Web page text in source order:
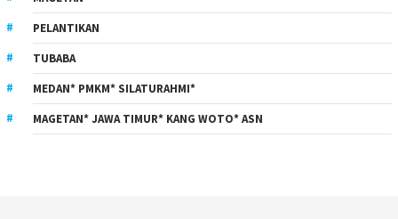
PELANTIKAN
TUBABA
MEDAN* PMKM* SILATURAHMI*
MAGETAN* JAWA TIMUR* KANG WOTO* ASN